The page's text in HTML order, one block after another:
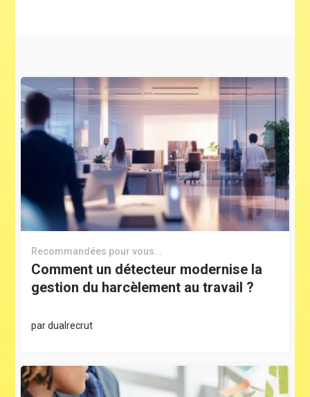
Recommandées pour vous...
Comment un détecteur modernise la
gestion du harcèlement au travail ?
pardualrecrut